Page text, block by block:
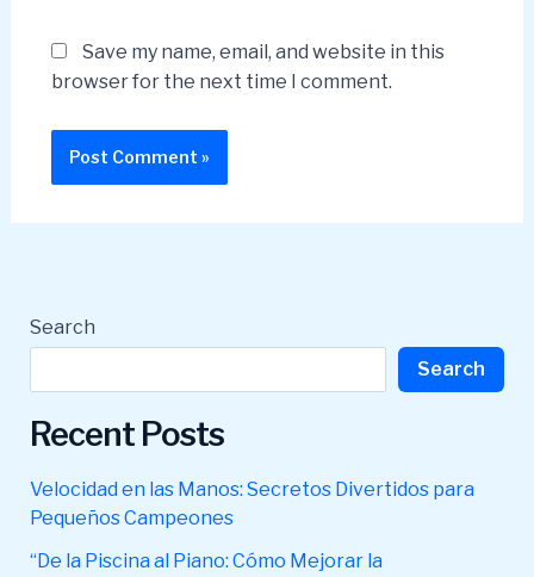
Save my name, email, and website in this
browser for the next time I comment.
Search
Search
Recent Posts
Velocidad en las Manos: Secretos Divertidos para
Pequeños Campeones
“De la Piscina al Piano: Cómo Mejorar la